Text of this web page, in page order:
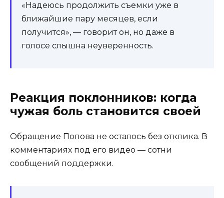
«Надеюсь продолжить съемки уже в
ближайшие пару месяцев, если
получится», — говорит он, но даже в
голосе слышна неуверенность.
Реакция поклонников: когда
чужая боль становится своей
Обращение Попова не осталось без отклика. В
комментариях под его видео — сотни
сообщений поддержки.